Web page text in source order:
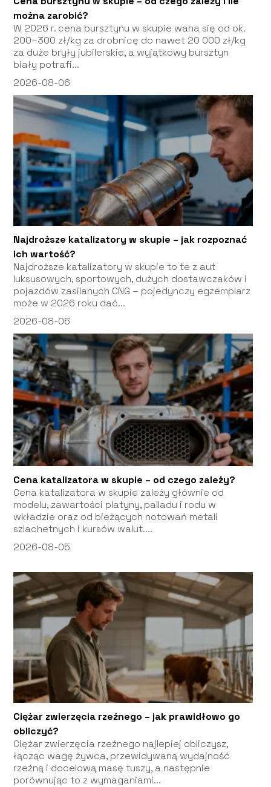
można zarobić?
W 2026 r. cena bursztynu w skupie waha się od ok.
200–300 zł/kg za drobnicę do nawet 20 000 zł/kg
za duże bryły jubilerskie, a wyjątkowy bursztyn
biały potrafi...
2026-08-06
Najdroższe katalizatory w skupie – jak rozpoznać
ich wartość?
Najdroższe katalizatory w skupie to te z aut
luksusowych, sportowych, dużych dostawczaków i
pojazdów zasilanych CNG – pojedynczy egzemplarz
może w 2026 roku dać...
2026-08-06
Cena katalizatora w skupie – od czego zależy?
Cena katalizatora w skupie zależy głównie od
modelu, zawartości platyny, palladu i rodu w
wkładzie oraz od bieżących notowań metali
szlachetnych i kursów walut....
2026-08-05
Ciężar zwierzęcia rzeźnego – jak prawidłowo go
obliczyć?
Ciężar zwierzęcia rzeźnego najlepiej obliczysz,
łącząc wagę żywca, przewidywaną wydajność
rzeźną i docelową masę tuszy, a następnie
porównując to z wymaganiami...